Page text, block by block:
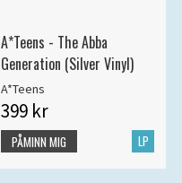
A*Teens - The Abba
Generation (Silver Vinyl)
A*Teens
399 kr
LP
PÅMINN MIG